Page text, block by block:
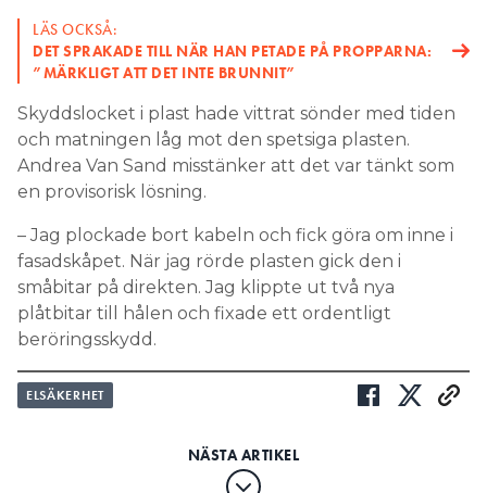
LÄS OCKSÅ:
DET SPRAKADE TILL NÄR HAN PETADE PÅ PROPPARNA:
”MÄRKLIGT ATT DET INTE BRUNNIT”
Skyddslocket i plast hade vittrat sönder med tiden
och matningen låg mot den spetsiga plasten.
Andrea Van Sand misstänker att det var tänkt som
en provisorisk lösning.
– Jag plockade bort kabeln och fick göra om inne i
fasadskåpet. När jag rörde plasten gick den i
småbitar på direkten. Jag klippte ut två nya
plåtbitar till hålen och fixade ett ordentligt
beröringsskydd.
ELSÄKERHET